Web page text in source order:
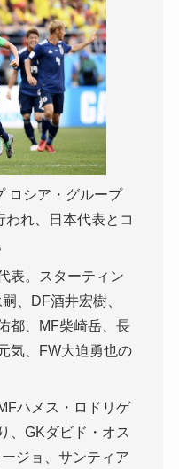
ロシア・グループ
われ、日本代表とコ
表。スターティン
、DF酒井宏樹、
都、MF柴崎岳、長
気、FW大迫勇也の
ハメス・ロドリゲ
、GKダビド・オス
ジョ、サンティア